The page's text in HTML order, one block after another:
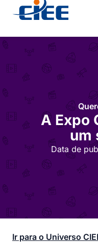
A Expo
um
Data de
Ir para o Universo